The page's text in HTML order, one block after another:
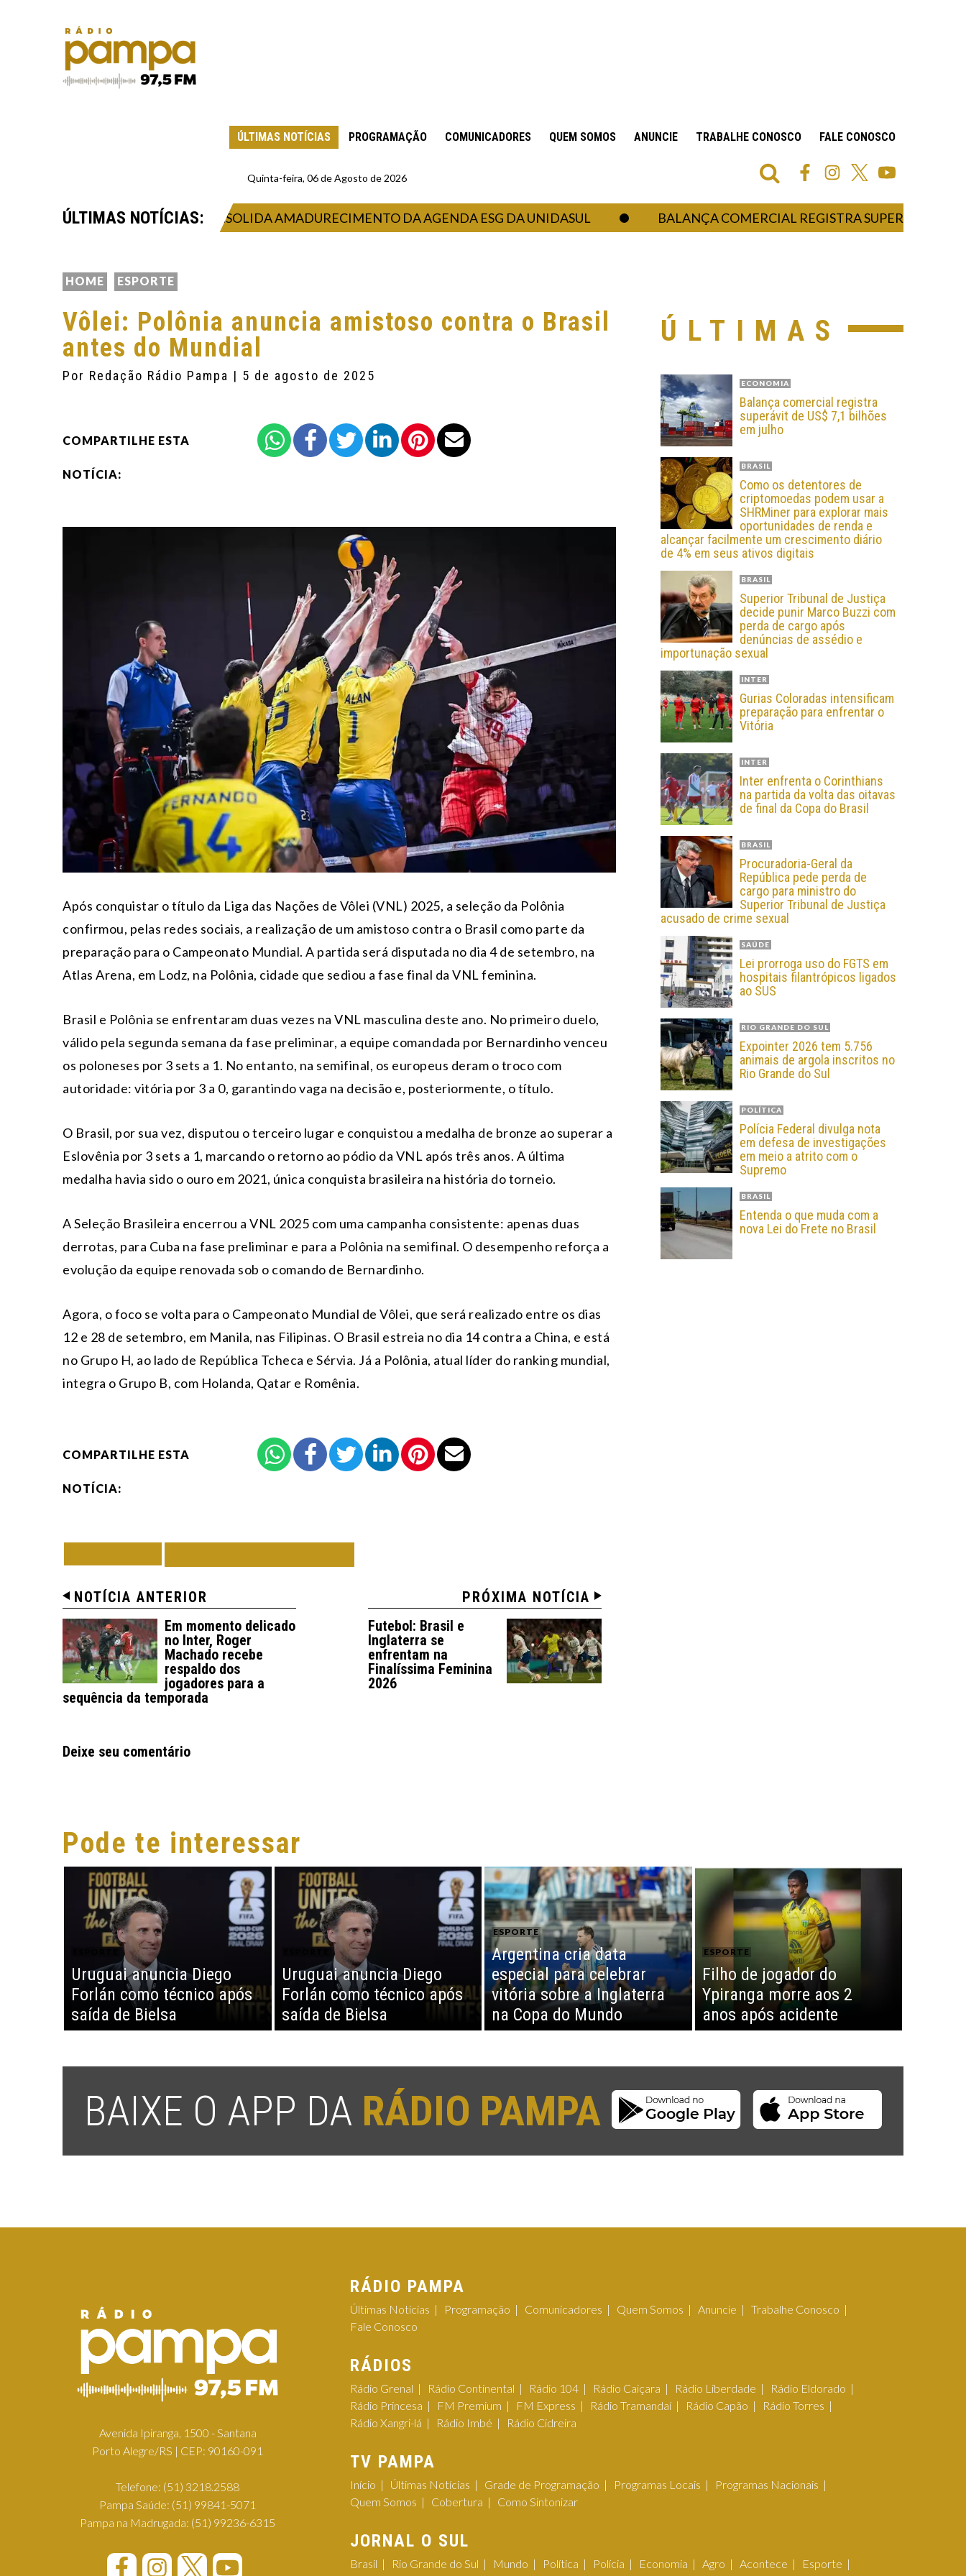
ÚLTIMAS NOTÍCIAS PROGRAMAÇÃO COMUNICADORES QUEM SOMOS ANUNCIE TRABALHE CONOSCO FALE CONOSCO
Quinta-feira, 06 de Agosto de 2026
ÚLTIMAS NOTÍCIAS:
DE SUSTENTABILIDADE CONSOLIDA AMADURECIMENTO DA AGENDA ESG DA UNIDASUL BALANÇA COMERCIAL REGISTRA SUPERÁVIT DE US$
HOME ESPORTE
Vôlei: Polônia anuncia amistoso contra o Brasil
antes do Mundial
Por Redação Rádio Pampa | 5 de agosto de 2025
COMPARTILHE ESTA
NOTÍCIA:
Após conquistar o título da Liga das Nações de Vôlei (VNL) 2025, a seleção da Polônia
confirmou, pelas redes sociais, a realização de um amistoso contra o Brasil como parte da
preparação para o Campeonato Mundial. A partida será disputada no dia 4 de setembro, na
Atlas Arena, em Lodz, na Polônia, cidade que sediou a fase final da VNL feminina.
Brasil e Polônia se enfrentaram duas vezes na VNL masculina deste ano. No primeiro duelo,
válido pela segunda semana da fase preliminar, a equipe comandada por Bernardinho venceu
os poloneses por 3 sets a 1. No entanto, na semifinal, os europeus deram o troco com
autoridade: vitória por 3 a 0, garantindo vaga na decisão e, posteriormente, o título.
O Brasil, por sua vez, disputou o terceiro lugar e conquistou a medalha de bronze ao superar a
Eslovênia por 3 sets a 1, marcando o retorno ao pódio da VNL após três anos. A última
medalha havia sido o ouro em 2021, única conquista brasileira na história do torneio.
A Seleção Brasileira encerrou a VNL 2025 com uma campanha consistente: apenas duas
derrotas, para Cuba na fase preliminar e para a Polônia na semifinal. O desempenho reforça a
evolução da equipe renovada sob o comando de Bernardinho.
Agora, o foco se volta para o Campeonato Mundial de Vôlei, que será realizado entre os dias
12 e 28 de setembro, em Manila, nas Filipinas. O Brasil estreia no dia 14 contra a China, e está
no Grupo H, ao lado de República Tcheca e Sérvia. Já a Polônia, atual líder do ranking mundial,
integra o Grupo B, com Holanda, Qatar e Romênia.
COMPARTILHE ESTA
NOTÍCIA:
NOTÍCIA ANTERIOR
Em momento delicado
no Inter, Roger
Machado recebe
respaldo dos
jogadores para a
sequência da temporada
PRÓXIMA NOTÍCIA
Futebol: Brasil e
Inglaterra se
enfrentam na
Finalíssima Feminina
2026
Deixe seu comentário
ÚLTIMAS
ECONOMIA
Balança comercial registra
superávit de US$ 7,1 bilhões
em julho
BRASIL
Como os detentores de
criptomoedas podem usar a
SHRMiner para explorar mais
oportunidades de renda e
alcançar facilmente um crescimento diário
de 4% em seus ativos digitais
BRASIL
Superior Tribunal de Justiça
decide punir Marco Buzzi com
perda de cargo após
denúncias de assédio e
importunação sexual
INTER
Gurias Coloradas intensificam
preparação para enfrentar o
Vitória
INTER
Inter enfrenta o Corinthians
na partida da volta das oitavas
de final da Copa do Brasil
BRASIL
Procuradoria-Geral da
República pede perda de
cargo para ministro do
Superior Tribunal de Justiça
acusado de crime sexual
SAÚDE
Lei prorroga uso do FGTS em
hospitais filantrópicos ligados
ao SUS
RIO GRANDE DO SUL
Expointer 2026 tem 5.756
animais de argola inscritos no
Rio Grande do Sul
POLÍTICA
Polícia Federal divulga nota
em defesa de investigações
em meio a atrito com o
Supremo
BRASIL
Entenda o que muda com a
nova Lei do Frete no Brasil
Pode te interessar
Uruguai anuncia Diego
Forlán como técnico após
saída de Bielsa
Uruguai anuncia Diego
Forlán como técnico após
saída de Bielsa
ESPORTE
Argentina cria data
especial para celebrar
vitória sobre a Inglaterra
na Copa do Mundo
ESPORTE
Filho de jogador do
Ypiranga morre aos 2
anos após acidente
BAIXE O APP DA RÁDIO PAMPA
Avenida Ipiranga, 1500 - Santana
Porto Alegre/RS | CEP: 90160-091
Telefone: (51) 3218.2588
Pampa Saúde: (51) 99841-5071
Pampa na Madrugada: (51) 99236-6315
RÁDIO PAMPA
Últimas Notícias Programação Comunicadores Quem Somos Anuncie
Trabalhe Conosco
Fale Conosco
RÁDIOS
Rádio Grenal Rádio Continental Rádio 104 Rádio Caiçara Rádio Liberdade
Rádio Eldorado
Rádio Princesa
FM Premium FM Express Rádio Tramandaí Rádio Capão
Rádio Torres
Rádio Xangri-lá
Rádio Imbé Rádio Cidreira
TV PAMPA
Início Últimas Notícias Grade de Programação Programas Locais
Programas Nacionais
Quem Somos
Cobertura Como Sintonizar
JORNAL O SUL
Brasil Rio Grande do Sul Mundo Política Polícia Economia Agro Acontece
Esporte